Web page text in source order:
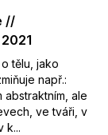
//
tělu, jako
např.:
ale
ve tváři, v
k...